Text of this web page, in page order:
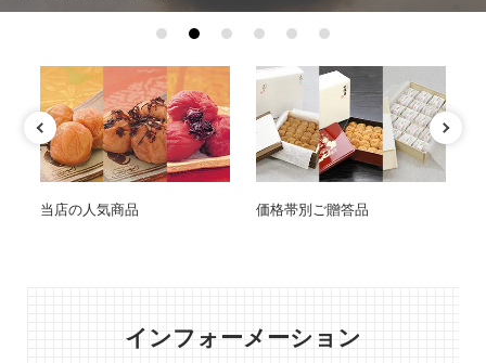
特集
当店の人気商品 価格帯別ご贈答品
インフォーメーション